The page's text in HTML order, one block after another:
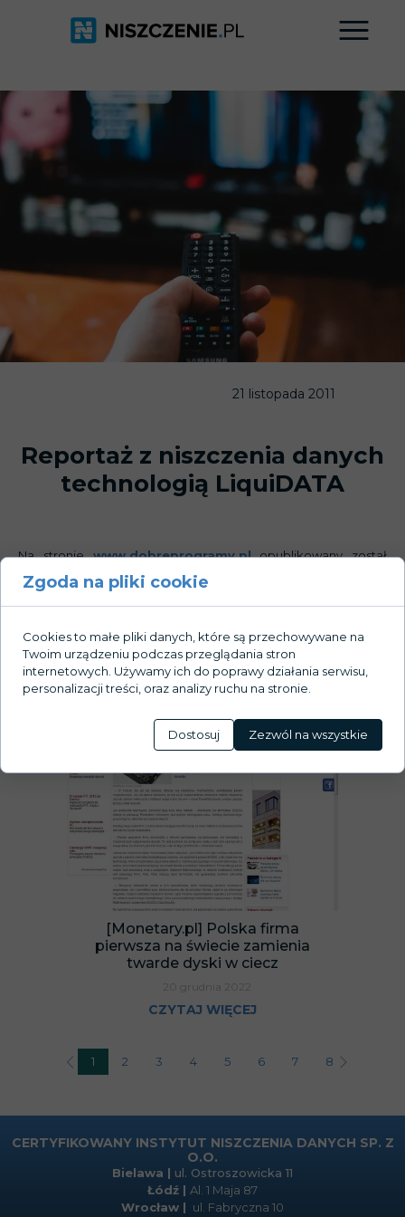
Więcej LIQUIDATA w mediach:
[Monetary.pl] Polska firma
pierwsza na świecie zamienia
twarde dyski w ciecz
20 grudnia 2022
CZYTAJ WIĘCEJ
1 2 3 4 5 6 7 8
21 listopada 2011
Reportaż z niszczenia danych
technologią LiquiDATA
Na stroniewww.dobreprogramy.plopublikowany został
bardzo ciekawy materiał video przedstawiający dokładnie
cały proces niszczenia danych technologią
LiquiDATA.Serdecznie zapraszamy do obejrzenia!
CERTYFIKOWANY INSTYTUT NISZCZENIA DANYCH SP. Z
O.O.
Bielawa | ul. Ostroszowicka 11
Łódź | Al. 1 Maja 87
Wrocław | ul. Fabryczna 10
Zgoda na pliki cookie
Cookies to małe pliki danych, które są przechowywane na
Twoim urządzeniu podczas przeglądania stron
internetowych. Używamy ich do poprawy działania serwisu,
personalizacji treści, oraz analizy ruchu na stronie.
Dostosuj Zezwól na wszystkie